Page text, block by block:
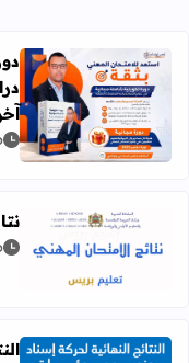
اقرأ المزيد
اقرأ المزيد عن